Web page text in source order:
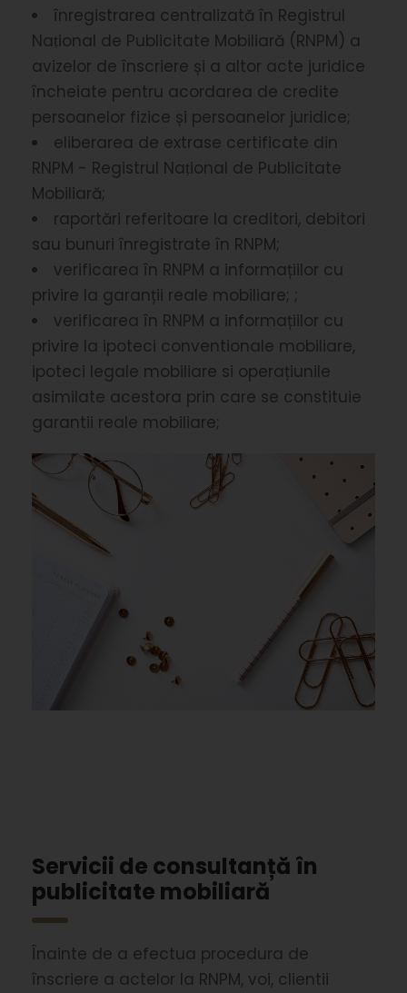
înregistrarea centralizată în Registrul
Naṭional de Publicitate Mobiliară (RNPM) a
avizelor de înscriere și a altor acte juridice
încheiate pentru acordarea de credite
persoanelor fizice și persoanelor juridice;
eliberarea de extrase certificate din
RNPM - Registrul Naṭional de Publicitate
Mobiliară;
raportări referitoare la creditori, debitori
sau bunuri înregistrate în RNPM;
verificarea în RNPM a informațiilor cu
privire la garanții reale mobiliare; ;
verificarea în RNPM a informațiilor cu
privire la ipoteci conventionale mobiliare,
ipoteci legale mobiliare si operațiunile
asimilate acestora prin care se constituie
garantii reale mobiliare;
Servicii de consultanță în
publicitate mobiliară
Înainte de a efectua procedura de
înscriere a actelor la RNPM, voi, clientii